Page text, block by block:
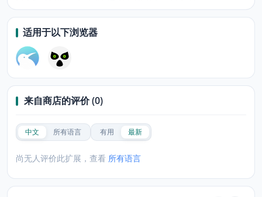
适用于以下浏览器
来自商店的评价 (0)
中文 所有语言 有用 最新
尚无人评价此扩展，查看 所有语言